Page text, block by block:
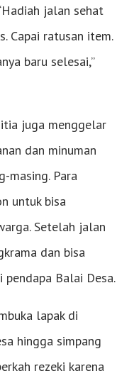
jalan sehat
Capai ratusan item.
baru selesai,”
juga menggelar
dan minuman
masing. Para
untuk bisa
Setelah jalan
dan bisa
pendapa Balai Desa.
lapak di
hingga simpang
rezeki karena